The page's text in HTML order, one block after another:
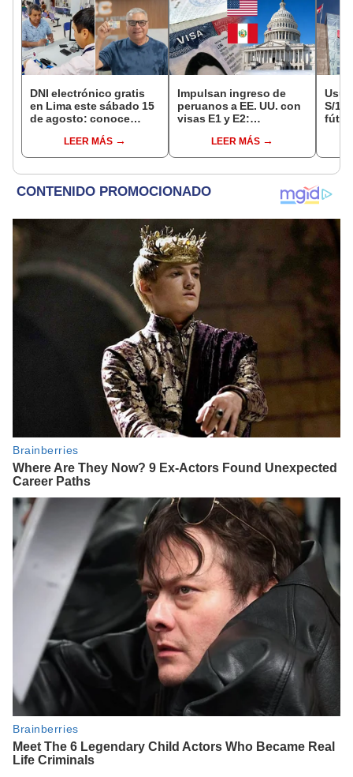
DNI electrónico gratis
en Lima este sábado 15
de agosto: conoce
acceder y qué
requisitos deben
LEER MÁS
Impulsan ingreso de
peruanos a EE. UU. con
visas E1 y E2:
pymes serían los más
beneficiados
LEER MÁS
S/